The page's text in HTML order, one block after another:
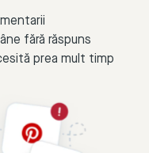
fără răspuns
prea mult timp